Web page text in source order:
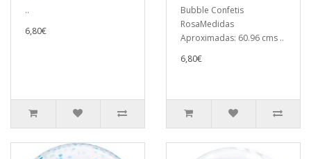
..
6,80€
Bubble Confetis
RosaMedidas
Aproximadas: 60.96 cms ..
6,80€